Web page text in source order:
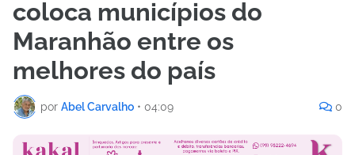
coloca municípios do
Maranhão entre os
melhores do país
por Abel Carvalho • 04:09 0